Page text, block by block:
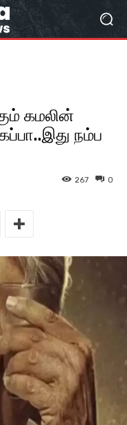
கமலின்
நம்ப
0
267